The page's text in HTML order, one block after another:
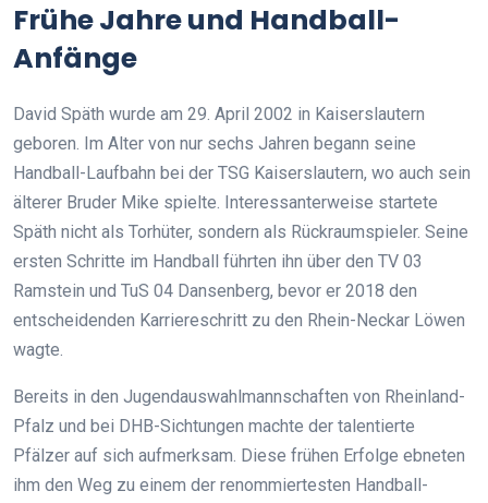
Frühe Jahre und Handball-
Anfänge
David Späth wurde am 29. April 2002 in Kaiserslautern
geboren. Im Alter von nur sechs Jahren begann seine
Handball-Laufbahn bei der TSG Kaiserslautern, wo auch sein
älterer Bruder Mike spielte. Interessanterweise startete
Späth nicht als Torhüter, sondern als Rückraumspieler. Seine
ersten Schritte im Handball führten ihn über den TV 03
Ramstein und TuS 04 Dansenberg, bevor er 2018 den
entscheidenden Karriereschritt zu den Rhein-Neckar Löwen
wagte.
Bereits in den Jugendauswahlmannschaften von Rheinland-
Pfalz und bei DHB-Sichtungen machte der talentierte
Pfälzer auf sich aufmerksam. Diese frühen Erfolge ebneten
ihm den Weg zu einem der renommiertesten Handball-